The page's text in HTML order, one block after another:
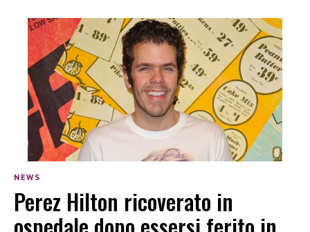
NEWS
Perez Hilton ricoverato in